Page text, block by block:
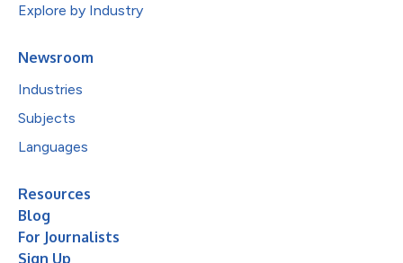
Explore by Industry
Newsroom
Industries
Subjects
Languages
Resources
Blog
For Journalists
Sign Up